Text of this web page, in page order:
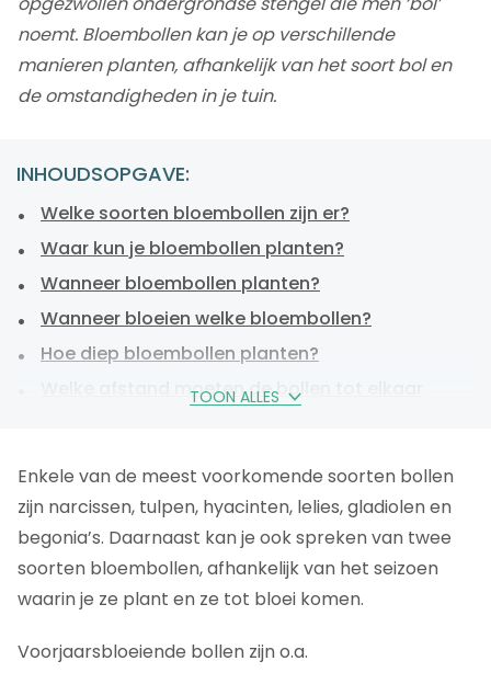
noemt. Bloembollen kan je op verschillende
manieren planten, afhankelijk van het soort bol en
de omstandigheden in je tuin.
INHOUDSOPGAVE:
TOON ALLES
Welke soorten bloembollen zijn er?
Waar kun je bloembollen planten?
Wanneer bloembollen planten?
Wanneer bloeien welke bloembollen?
Hoe diep bloembollen planten?
Welke afstand moeten de bollen tot elkaar
Verzorging en onderhoud van bloembollen
Bloembollen na de bloei: Laten zitten of
verwijderen?
Bloembollen bewaren
Veel gestelde vragen
Enkele van de meest voorkomende soorten bollen
zijn narcissen, tulpen, hyacinten, lelies, gladiolen en
begonia’s. Daarnaast kan je ook spreken van twee
soorten bloembollen, afhankelijk van het seizoen
waarin je ze plant en ze tot bloei komen.
Voorjaarsbloeiende bollen zijn o.a.